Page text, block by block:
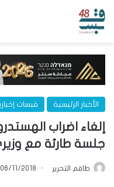
الأخبار الرئيسية قبسات
إلغاء اضراب
جلسة طارئة مع
طاقم التحرير 06/11/2018